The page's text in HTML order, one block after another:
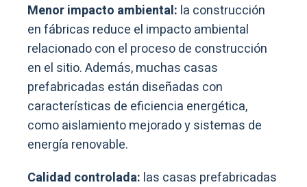
Menor impacto ambiental: la construcción
en fábricas reduce el impacto ambiental
relacionado con el proceso de construcción
en el sitio. Además, muchas casas
prefabricadas están diseñadas con
características de eficiencia energética,
como aislamiento mejorado y sistemas de
energía renovable.
Calidad controlada: las casas prefabricadas